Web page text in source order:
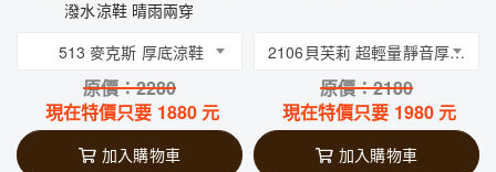
潑水涼鞋 晴雨兩穿
513 麥克斯 厚底涼鞋
原價：2280
現在特價只要 1880 元
加入購物車
2106貝芙莉 超輕量靜音厚底涼鞋
原價：2180
現在特價只要 1980 元
加入購物車